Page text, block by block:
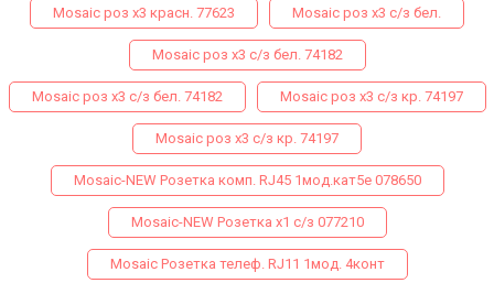
Mosaic роз х3 красн. 77623 Mosaic роз х3 с/з бел.
Mosaic роз х3 с/з бел. 74182
Mosaic роз х3 с/з бел. 74182 Mosaic роз х3 с/з кр. 74197
Mosaic роз х3 с/з кр. 74197
Mosaic-NEW Розетка комп. RJ45 1мод.кат5е 078650
Mosaic-NEW Розетка х1 с/з 077210
Mosaiс Розетка телеф. RJ11 1мод. 4конт